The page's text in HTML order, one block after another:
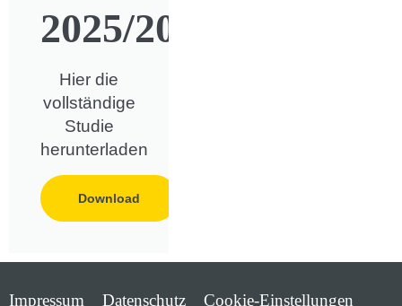
2025/2026
Hier die
vollständige
Studie
herunterladen
Download
Impressum Datenschutz Cookie-Einstellungen